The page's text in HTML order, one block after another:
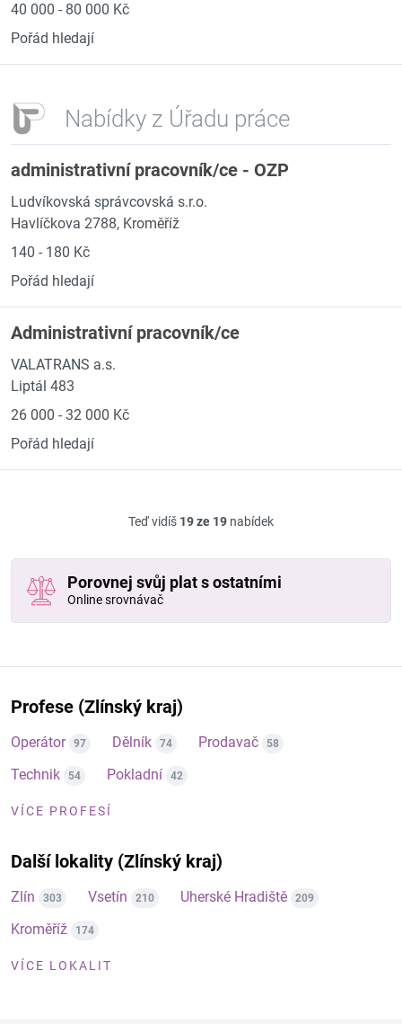
40 000 - 80 000 Kč
Pořád hledají
Nabídky z Úřadu práce
administrativní pracovník/ce - OZP
Ludvíkovská správcovská s.r.o.
Havlíčkova 2788, Kroměříž
140 - 180 Kč
Pořád hledají
Administrativní pracovník/ce
VALATRANS a.s.
Liptál 483
26 000 - 32 000 Kč
Pořád hledají
Teď vidíš 19 ze 19 nabídek
Porovnej svůj plat s ostatními
Online srovnávač
Profese (Zlínský kraj)
Operátor 97 Dělník 74 Prodavač 58
Technik 54 Pokladní 42
VÍCE PROFESÍ
Další lokality (Zlínský kraj)
Zlín 303 Vsetín 210 Uherské Hradiště 209
Kroměříž 174
VÍCE LOKALIT